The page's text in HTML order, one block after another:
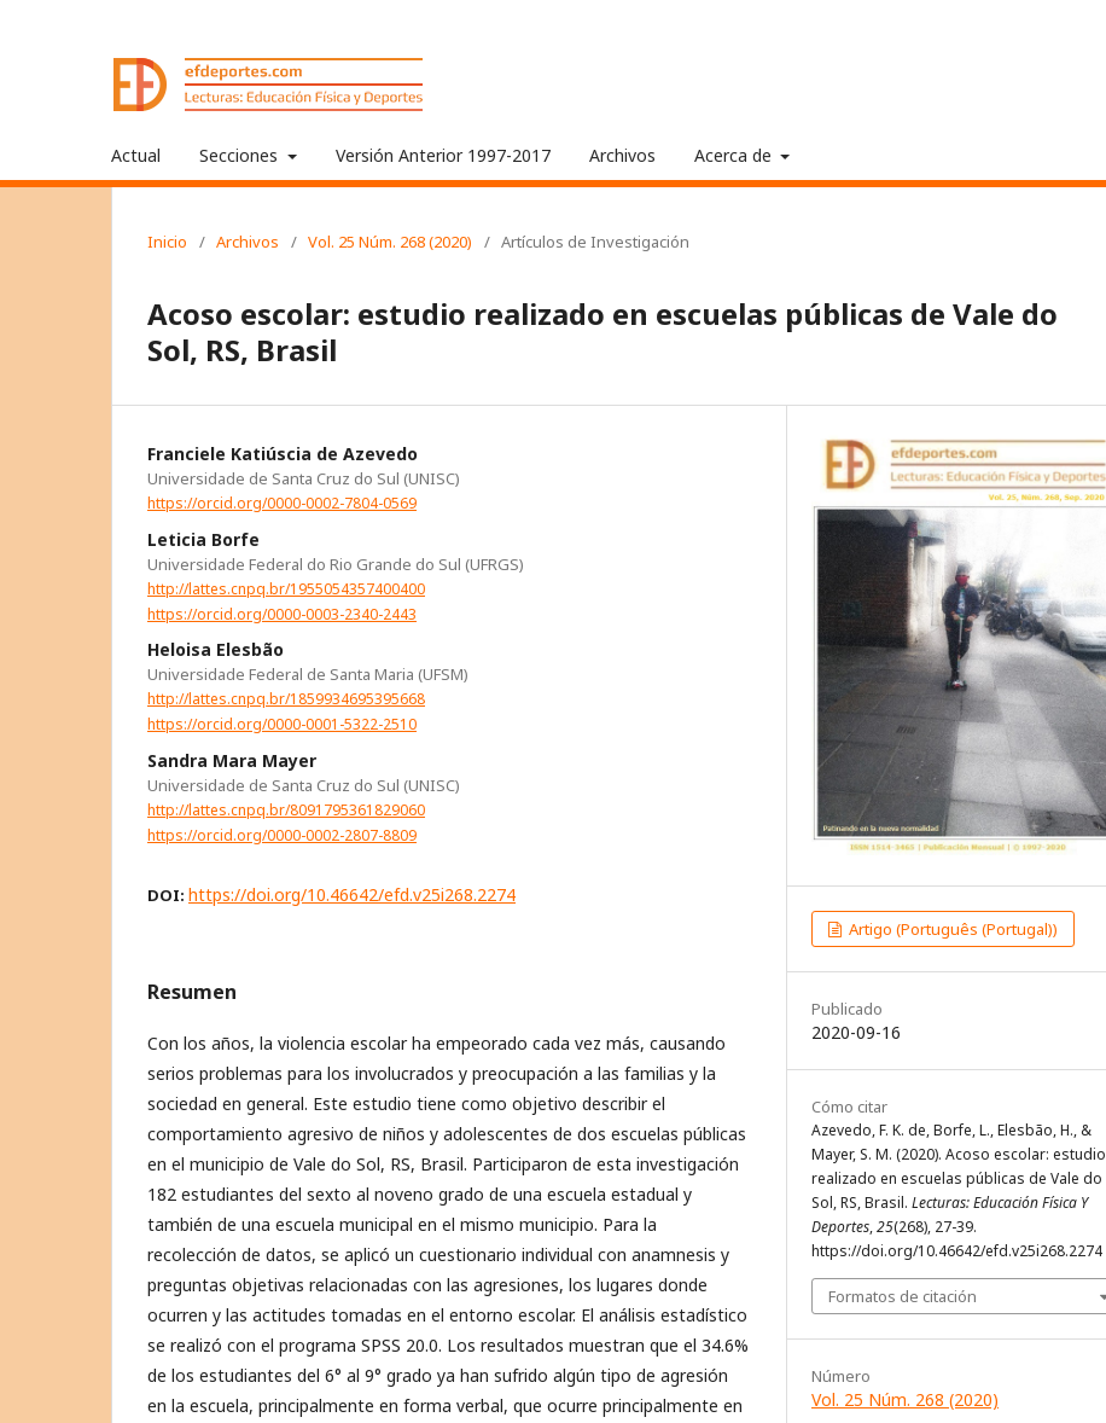
Actual Secciones Versión Anterior 1997-2017 Archivos Acerca de
Inicio / Archivos / Vol. 25 Núm. 268 (2020) / Artículos de Investigación
Acoso escolar: estudio realizado en escuelas públicas de Vale do
Sol, RS, Brasil
Franciele Katiúscia de Azevedo
Universidade de Santa Cruz do Sul (UNISC)
https://orcid.org/0000-0002-7804-0569
Leticia Borfe
Universidade Federal do Rio Grande do Sul (UFRGS)
http://lattes.cnpq.br/1955054357400400
https://orcid.org/0000-0003-2340-2443
Heloisa Elesbão
Universidade Federal de Santa Maria (UFSM)
http://lattes.cnpq.br/1859934695395668
https://orcid.org/0000-0001-5322-2510
Sandra Mara Mayer
Universidade de Santa Cruz do Sul (UNISC)
http://lattes.cnpq.br/8091795361829060
https://orcid.org/0000-0002-2807-8809
DOI: https://doi.org/10.46642/efd.v25i268.2274
Resumen
Con los años, la violencia escolar ha empeorado cada vez más, causando
serios problemas para los involucrados y preocupación a las familias y la
sociedad en general. Este estudio tiene como objetivo describir el
comportamiento agresivo de niños y adolescentes de dos escuelas públicas
en el municipio de Vale do Sol, RS, Brasil. Participaron de esta investigación
182 estudiantes del sexto al noveno grado de una escuela estadual y
también de una escuela municipal en el mismo municipio. Para la
recolección de datos, se aplicó un cuestionario individual con anamnesis y
preguntas objetivas relacionadas con las agresiones, los lugares donde
ocurren y las actitudes tomadas en el entorno escolar. El análisis estadístico
se realizó con el programa SPSS 20.0. Los resultados muestran que el 34.6%
de los estudiantes del 6° al 9° grado ya han sufrido algún tipo de agresión
en la escuela, principalmente en forma verbal, que ocurre principalmente en
Artigo (Português (Portugal))
Publicado
2020-09-16
Cómo citar
Azevedo, F. K. de, Borfe, L., Elesbão, H., &
Mayer, S. M. (2020). Acoso escolar: estudio
realizado en escuelas públicas de Vale do
Sol, RS, Brasil. Lecturas: Educación Física Y
Deportes,25(268), 27-39.
https://doi.org/10.46642/efd.v25i268.2274
Formatos de citación
Número
Vol. 25 Núm. 268 (2020)